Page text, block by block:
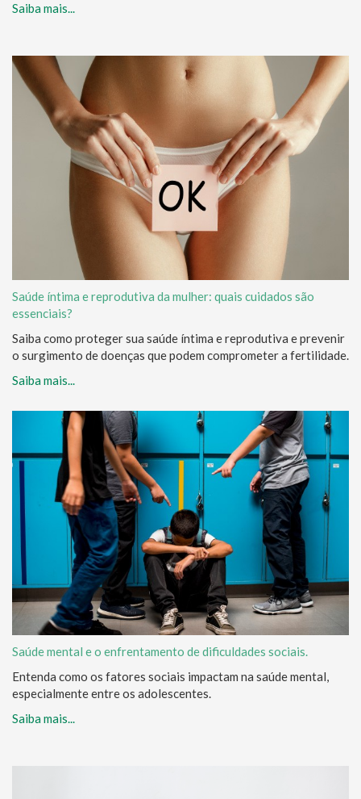
Saiba mais...
Saúde íntima e reprodutiva da mulher: quais cuidados são
essenciais?
Saiba como proteger sua saúde íntima e reprodutiva e prevenir
o surgimento de doenças que podem comprometer a fertilidade.
Saiba mais...
Saúde mental e o enfrentamento de dificuldades sociais.
Entenda como os fatores sociais impactam na saúde mental,
especialmente entre os adolescentes.
Saiba mais...